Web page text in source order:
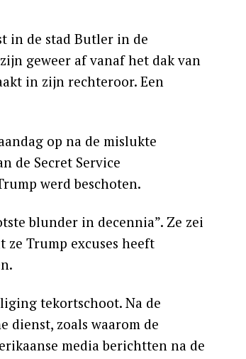
in de stad Butler in de
geweer af vanaf het dak van
in zijn rechteroor. Een
op na de mislukte
de Secret Service
werd beschoten.
blunder in decennia”. Ze zei
Trump excuses heeft
tekortschoot. Na de
dienst, zoals waarom de
media berichtten na de